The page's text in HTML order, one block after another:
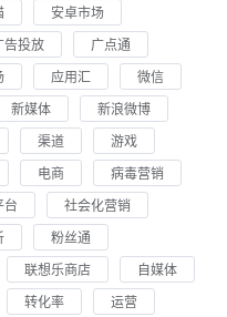
安卓市场
告投放
广点通
应用汇
微信
新媒体
新浪微博
渠道
游戏
电商
病毒营销
台
社会化营销
粉丝通
联想乐商店
自媒体
转化率
运营